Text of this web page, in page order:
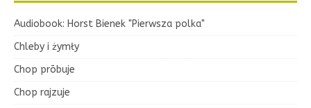
Audiobook: Horst Bienek "Pierwsza polka"
Chleby i żymły
Chop prōbuje
Chop rajzuje